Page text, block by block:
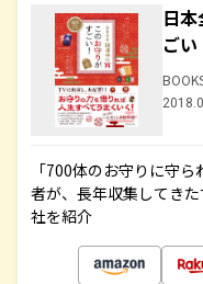
日
ごい
「700体のお守りに守
者が、長年収集してき
社を紹介